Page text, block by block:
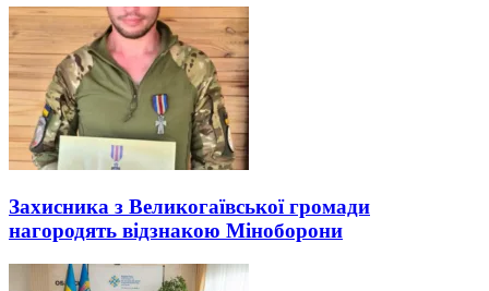
Захисника з Великогаївської громади
нагородять відзнакою Міноборони